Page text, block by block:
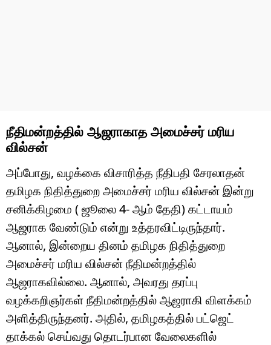
நீதிமன்றத்தில் ஆஜராகாத அமைச்சர் மரிய
வில்சன்
அப்போது, வழக்கை விசாரித்த நீதிபதி சேரலாதன்
தமிழக நிதித்துறை அமைச்சர் மரிய வில்சன் இன்று
சனிக்கிழமை ( ஜூலை 4- ஆம் தேதி) கட்டாயம்
ஆஜராக வேண்டும் என்று உத்தரவிட்டிருந்தார்.
ஆனால், இன்றைய தினம் தமிழக நிதித்துறை
அமைச்சர் மரிய வில்சன் நீதிமன்றத்தில்
ஆஜராகவில்லை. ஆனால், அவரது தரப்பு
வழக்கறிஞர்கள் நீதிமன்றத்தில் ஆஜராகி விளக்கம்
அளித்திருந்தனர். அதில், தமிழகத்தில் பட்ஜெட்
தாக்கல் செய்வது தொடர்பான வேலைகளில்